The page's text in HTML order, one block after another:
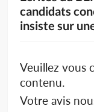
candidats
insiste sur
Veuillez vous
contenu.
Votre avis